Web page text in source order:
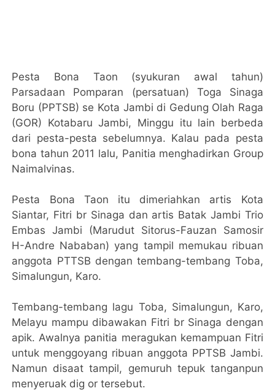
Pesta Bona Taon (syukuran awal tahun)
Parsadaan Pomparan (persatuan) Toga Sinaga
Boru (PPTSB) se Kota Jambi di Gedung Olah Raga
(GOR) Kotabaru Jambi, Minggu itu lain berbeda
dari pesta-pesta sebelumnya. Kalau pada pesta
bona tahun 2011 lalu, Panitia menghadirkan Group
Naimalvinas.
Pesta Bona Taon itu dimeriahkan artis Kota
Siantar, Fitri br Sinaga dan artis Batak Jambi Trio
Embas Jambi (Marudut Sitorus-Fauzan Samosir
H-Andre Nababan) yang tampil memukau ribuan
anggota PTTSB dengan tembang-tembang Toba,
Simalungun, Karo.
Tembang-tembang lagu Toba, Simalungun, Karo,
Melayu mampu dibawakan Fitri br Sinaga dengan
apik. Awalnya panitia meragukan kemampuan Fitri
untuk menggoyang ribuan anggota PPTSB Jambi.
Namun disaat tampil, gemuruh tepuk tanganpun
menyeruak dig or tersebut.